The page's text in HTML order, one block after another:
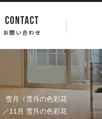
月（雪月の色彩花
／11月 雪月の色彩花